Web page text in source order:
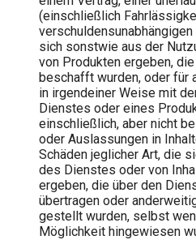
(einschließlich
sich sonstwie aus der
von Produkten ergeben,
beschafft wurden, oder für
in irgendeiner Weise mit
Dienstes oder eines
einschließlich, aber nicht
oder Auslassungen in
Schäden jeglicher Art, die
des Dienstes oder von
ergeben, die über den
übertragen oder
gestellt wurden, selbst
Möglichkeit hingewiesen